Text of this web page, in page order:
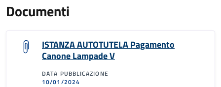
Documenti
ISTANZA AUTOTUTELA Pagamento
Canone Lampade V
DATA PUBBLICAZIONE
10/01/2024